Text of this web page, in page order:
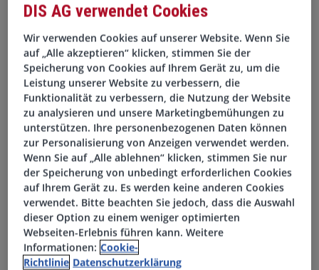
Koordinieren und Organisieren von Terminen und
Meetings
Unterstützen im Eventmanagement und Tagesgeschäft
Bearbeiten administrativer und organisatorischer
Aufgaben
Bestellen und Verwalten von Büromaterialien
Betreuen des Office-Bereichs und Unterstützen des
Teams in Münster
Ihr Profil
Abgeschlossene kaufmännische Ausbildung oder
vergleichbare Qualifikation
Berufserfahrung im Bereich Office Management oder
DIS AG verwendet Cookies
Wir verwenden Cookies auf unserer Website. Wenn Sie
auf „Alle akzeptieren“ klicken, stimmen Sie der
Speicherung von Cookies auf Ihrem Gerät zu, um die
Leistung unserer Website zu verbessern, die
Funktionalität zu verbessern, die Nutzung der Website
zu analysieren und unsere Marketingbemühungen zu
unterstützen. Ihre personenbezogenen Daten können
zur Personalisierung von Anzeigen verwendet werden.
Wenn Sie auf „Alle ablehnen“ klicken, stimmen Sie nur
der Speicherung von unbedingt erforderlichen Cookies
auf Ihrem Gerät zu. Es werden keine anderen Cookies
verwendet. Bitte beachten Sie jedoch, dass die Auswahl
dieser Option zu einem weniger optimierten
Webseiten-Erlebnis führen kann. Weitere
Informationen: Cookie-
Richtlinie Datenschutzerklärung